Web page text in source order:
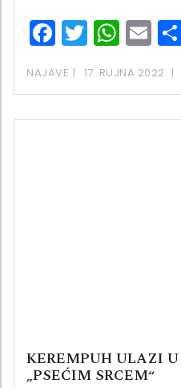
Facebook
Twitter
NAJAVE 17. RUJNA 2022.
KEREMPUH ULAZI
„PSEĆIM SRCEM“